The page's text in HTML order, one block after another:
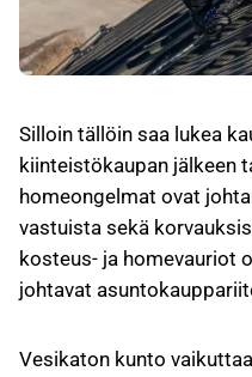
Silloin tällöin saa lukea
kiinteistökaupan jälkeen
homeongelmat ovat
vastuista sekä
kosteus- ja homevauriot
johtavat
Vesikaton kunto